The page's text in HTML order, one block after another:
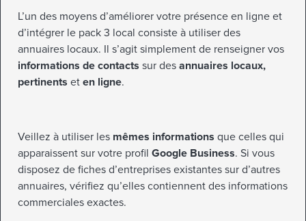
L’un des moyens d’améliorer votre présence en ligne et
d’intégrer le pack 3 local consiste à utiliser des
annuaires locaux. Il s’agit simplement de renseigner vos
informations de contacts sur des annuaires locaux,
pertinents et en ligne.
Veillez à utiliser les mêmes informations que celles qui
apparaissent sur votre profil Google Business. Si vous
disposez de fiches d’entreprises existantes sur d’autres
annuaires, vérifiez qu’elles contiennent des informations
commerciales exactes.